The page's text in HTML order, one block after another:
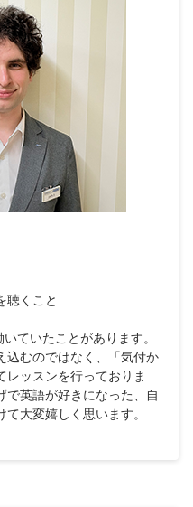
聴くこと
ていたことがあります。
込むのではなく、「気付か
レッスンを行っておりま
で英語が好きになった、自
大変嬉しく思います。